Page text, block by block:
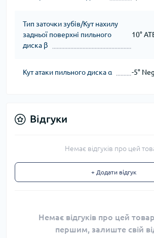
Тип заточки зубів/Кут нахилу
задньої поверхні пильного
диска β
10°
Кут атаки пильного диска α -5°
Відгуки
Немає відгуків про цей
+ Додати відгук
Немає відгуків про цей
першим, залиште свій